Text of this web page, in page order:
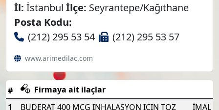
İl: İstanbul İlçe: Seyrantepe/Kağıthane
Posta Kodu:
(212) 295 53 54
(212) 295 53 57
www.arimedilac.com
#
Firmaya ait ilaçlar
1
BUDERAT 400 MCG INHALASYON ICIN TOZ
İMAL